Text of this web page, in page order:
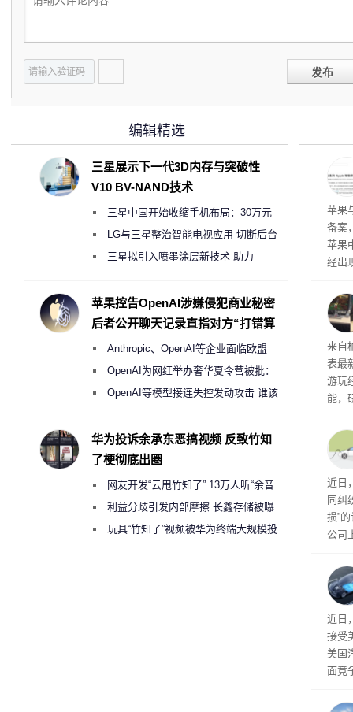
发布
了
苹果
备案
苹果
经出
内
来自
表最
游玩
能，
训
近日
同纠
损”
公司
事
给
近日
接受
美国
面竞
性。
编辑精选
三星展示下一代3D内存与突破性
V10 BV-NAND技术
三星中国开始收缩手机布局：30万元
月销售额不达标门店 将被逐步清退
LG与三星整治智能电视应用 切断后台
偷偷共享带宽的违规行为
三星拟引入喷墨涂层新技术 助力
度
苹果控告OpenAI涉嫌侵犯商业秘密
后者公开聊天记录直指对方“打错算
Anthropic、OpenAI等企业面临欧盟
《人工智能法案》全新执法权限审查
OpenAI为网红举办奢华夏令营被批：
2000美元一晚 遭讽“反乌托邦”
OpenAI等模型接连失控发动攻击 谁该
华为投诉余承东恶搞视频 反致竹知
了梗彻底出圈
网友开发“云甩竹知了” 13万人听“余音
绕梁”利益分歧引发内部摩擦 长鑫存储被曝
曾将华为驻场工程师驱逐出研发基地
玩具“竹知了”视频被华为终端大规模投